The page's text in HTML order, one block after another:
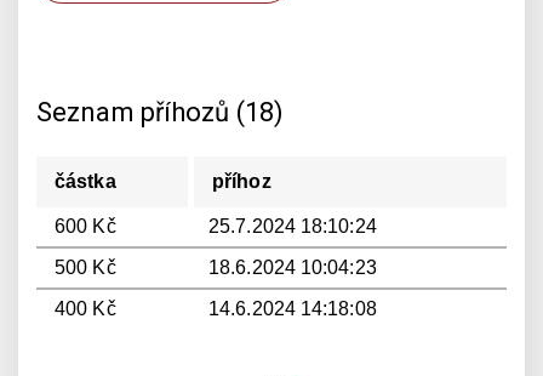
Seznam příhozů (18)
částka příhoz
600 Kč
25.7.2024 18:10:24
500 Kč
18.6.2024 10:04:23
400 Kč
14.6.2024 14:18:08